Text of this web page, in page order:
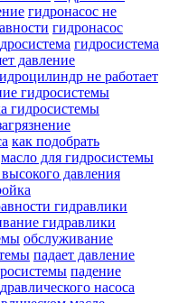
гидронасос не
гидронасос
гидросистема
давление
не работает
гидросистемы
гидросистемы
как подобрать
масло для гидросистемы
давления
гидравлики
гидравлики
обслуживание
падает давление
падение
насоса